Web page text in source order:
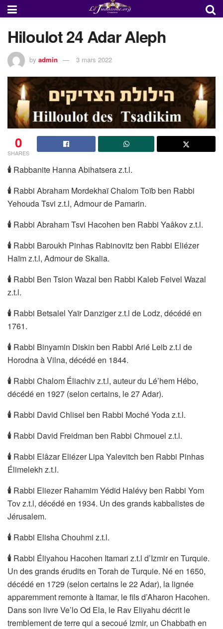
Hiloulot 24 Adar Aleph
by admin 3 mars 2022
0
SHARES
🕯 Rabbanite Hanna Abihatsera z.t.l.
🕯 Rabbi Abraham Mordekhaï Chalom Toïb ben Rabbi
Yehouda Tsvi z.t.l, Admour de Pamarin.
🕯 Rabbi Abraham Tsvi Hacohen ben Rabbi Yaâkov z.t.l.
🕯 Rabbi Baroukh Pinhas Rabinovitz ben Rabbi Eliézer
Haïm z.t.l, Admour de Skalia.
🕯 Rabbi Ben Tsion Wazal ben Rabbi Kaleb Feivel Wazal
z.t.l.
🕯 Rabbi Betsalel Yaïr Danziger z.t.l de Lodz, décédé en
1761.
🕯 Rabbi Binyamin Diskin ben Rabbi Arié Leib z.t.l de
Horodna à Vilna, décédé en 1844.
🕯 Rabbi Chalom Éliachiv z.t.l, auteur du Lé’hem Hébo,
décédé en 1927 (selon certains, le 27 Adar).
🕯 Rabbi David Chlisel ben Rabbi Moché Yoda z.t.l.
🕯 Rabbi David Freidman ben Rabbi Chmouel z.t.l.
🕯 Rabbi Elâzar Eliézer Lipa Yalevitch ben Rabbi Pinhas
Élimelekh z.t.l.
🕯 Rabbi Eliezer Rahamim Yédid Halévy ben Rabbi Yom
Tov z.t.l, décédé en 1934. Un des grands kabbalistes de
Jérusalem.
🕯 Rabbi Elisha Chouhmi z.t.l.
🕯 Rabbi Éliyahou Hacohen Itamari z.t.l d’Izmir en Turquie.
Un des grands érudits en Torah de Turquie. Né en 1650,
décédé en 1729 (selon certains le 22 Adar), la lignée
apparemment remonte à Itamar, le fils d’Aharon Hacohen.
Dans son livre Ve’lo Od Ela, le Rav Eliyahu décrit le
tremblement de terre qui a secoué Izmir, un Chabbath en